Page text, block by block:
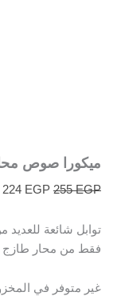
ميكورا صوص محار
255EGP
224 EGP
توابل شائعة للعديد
فقط من محار طازج
غير متوفر في